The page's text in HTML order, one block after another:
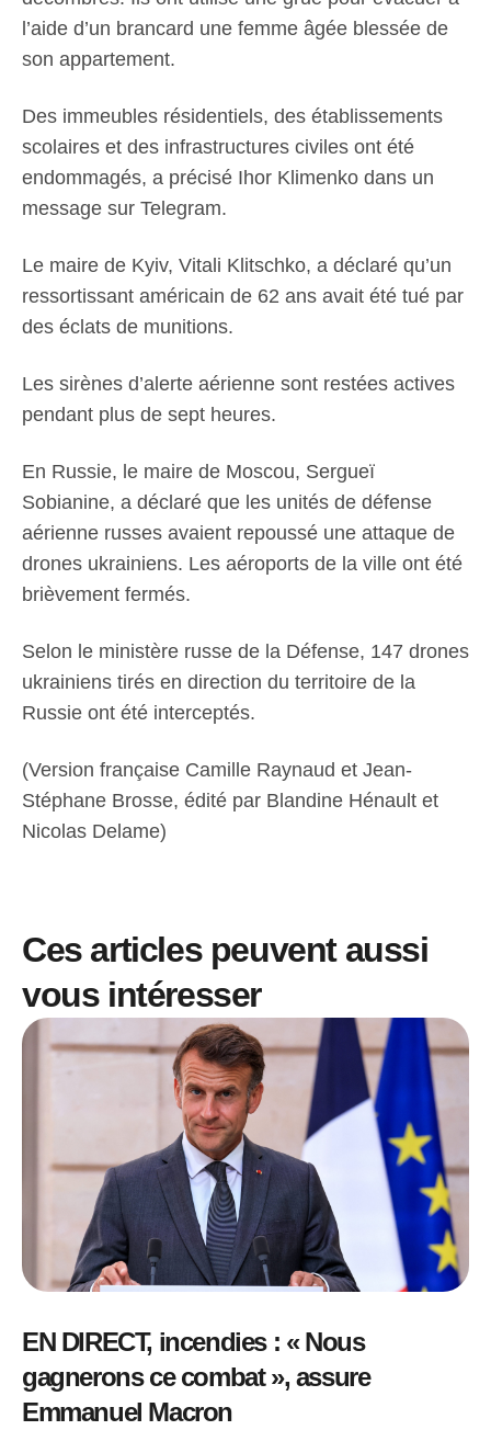
l’aide d’un brancard une femme âgée blessée de
son appartement.
Des immeubles résidentiels, des établissements
scolaires et des infrastructures civiles ont été
endommagés, a précisé Ihor Klimenko dans un
message sur Telegram.
Le maire de Kyiv, Vitali Klitschko, a déclaré qu’un
ressortissant américain de 62 ans avait été tué par
des éclats de munitions.
Les sirènes d’alerte aérienne sont restées actives
pendant plus de sept heures.
En Russie, le maire de Moscou, Sergueï
Sobianine, a déclaré que les unités de défense
aérienne russes avaient repoussé une attaque de
drones ukrainiens. Les aéroports de la ville ont été
brièvement fermés.
Selon le ministère russe de la Défense, 147 drones
ukrainiens tirés en direction du territoire de la
Russie ont été interceptés.
(Version française Camille Raynaud et Jean-
Stéphane Brosse, édité par Blandine Hénault et
Nicolas Delame)
Ces articles peuvent aussi
vous intéresser
EN DIRECT, incendies : « Nous
gagnerons ce combat », assure
Emmanuel Macron